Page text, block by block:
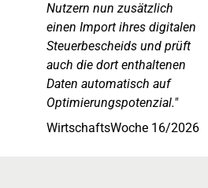
Nutzern nun zusätzlich
einen Import ihres digitalen
Steuerbescheids und prüft
auch die dort enthaltenen
Daten automatisch auf
Optimierungspotenzial."
WirtschaftsWoche 16/2026